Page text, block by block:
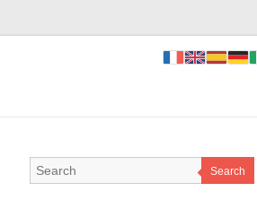
Search